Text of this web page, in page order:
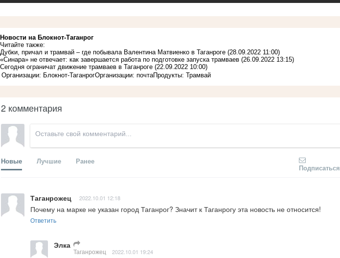
Новости на Блoкнoт-Таганрог
Читайте также:
Дубки, причал и трамвай – где побывала Валентина Матвиенко в Таганроге (28.09.2022 11:00)
«Синара» не отвечает: как завершается работа по подготовке запуска трамваев (26.09.2022 13:15)
Сегодня ограничат движение трамваев в Таганроге (22.09.2022 10:00)
Организации: Блокнот-ТаганрогОрганизации: почтаПродукты: Трамвай
2 комментария
Новые Лучшие Ранее
Подписаться
Таганрожец 2022.10.01 12:18
Почему на марке не указан город Таганрог? Значит к Таганрогу эта новость не относится!
Ответить
Элка
Таганрожец 2022.10.01 19:24